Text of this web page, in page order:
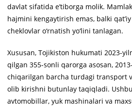
davlat sifatida e’tiborga molik.
hajmini kengaytirish emas, balki
cheklovlar o‘rnatish yo‘lini tanlagan.
Xususan, Tojikiston hukumati 2023-
qilgan 355-sonli qarorga asosan,
chiqarilgan barcha turdagi transport
olib kirishni butunlay taqiqladi.
avtomobillar, yuk mashinalari va